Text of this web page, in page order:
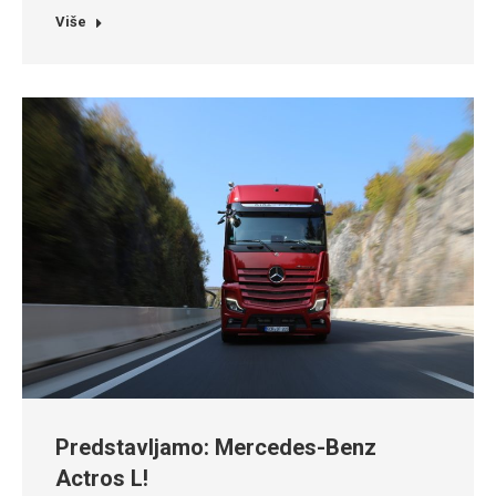
Više
Predstavljamo: Mercedes-Benz
Actros L!